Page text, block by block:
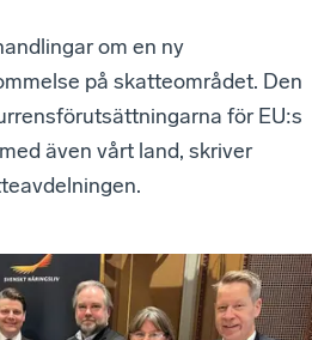
om en ny
på skatteområdet. Den
för EU:s
även vårt land, skriver